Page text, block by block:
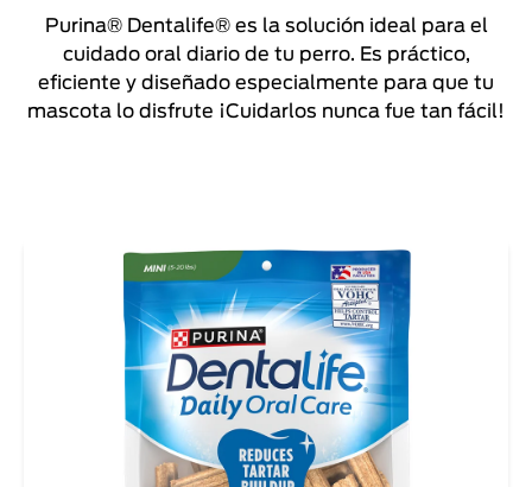
Purina® Dentalife® es la solución ideal para el
cuidado oral diario de tu perro. Es práctico,
eficiente y diseñado especialmente para que tu
mascota lo disfrute ¡Cuidarlos nunca fue tan fácil!